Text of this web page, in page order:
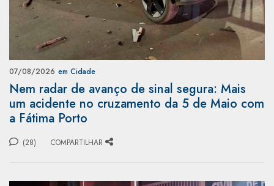
07/08/2026 em Cidade
Nem radar de avanço de sinal segura: Mais
um acidente no cruzamento da 5 de Maio com
a Fátima Porto
(28) COMPARTILHAR